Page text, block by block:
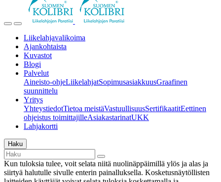
Liikelahjavalikoima
Ajankohtaista
Kuvastot
Blogi
Palvelut
Aineisto-ohjeLiikelahjatSopimusasiakkuusGraafinen
suunnittelu
Yritys
YhteystiedotTietoa meistäVastuullisuusSertifikaatitEettinen
ohjeistus toimittajilleAsiakastarinatUKK
Lahjakortti
Haku
Kun tuloksia tulee, voit selata niitä nuolinäppäimillä ylös ja alas ja
siirtyä halutulle sivulle enterin painalluksella. Kosketusnäytöllisten